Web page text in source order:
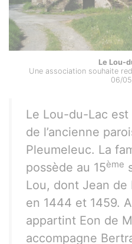
Le Lou-
Une association souhaite
06/
Le Lou-du-Lac
de l’ancienne
Pleumeleuc. La
possède au 15ème
Lou, dont Jean
en 1444 et 1459.
appartint Eon de
accompagne